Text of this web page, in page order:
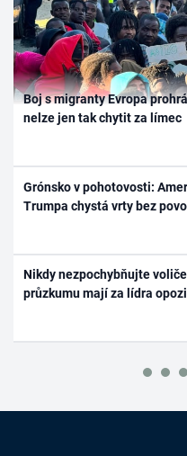
Boj s migranty Evropa
nelze jen tak chytit za límec
Grónsko v pohotovosti:
Trumpa chystá vrty bez
Nikdy nezpochybňujte
průzkumu mají za lídra